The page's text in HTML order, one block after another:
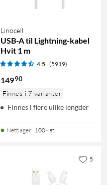
Linocell
USB-A til Lightning-kabel
Hvit 1 m
4.5 (5919)
14990
Finnes i 7 varianter
Finnes i flere ulike lengder
Nettlager: 100+ st
5